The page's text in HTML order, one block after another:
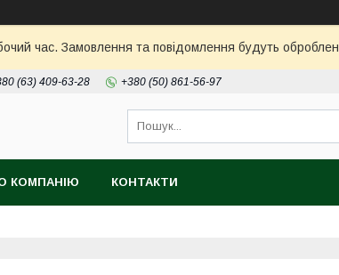
час. Замовлення та повідомлення будуть
(63) 409-63-28 +380 (50) 861-56-97
КОМПАНІЮ КОНТАКТИ